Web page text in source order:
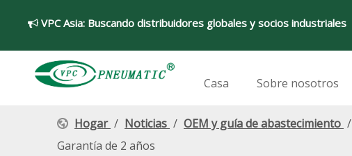
 VPC Asia: Buscando distribuidores globales y socios industriales
Casa Sobre nosotros
Hogar / Noticias / OEM y guía de abastecimiento /
Garantía de 2 años